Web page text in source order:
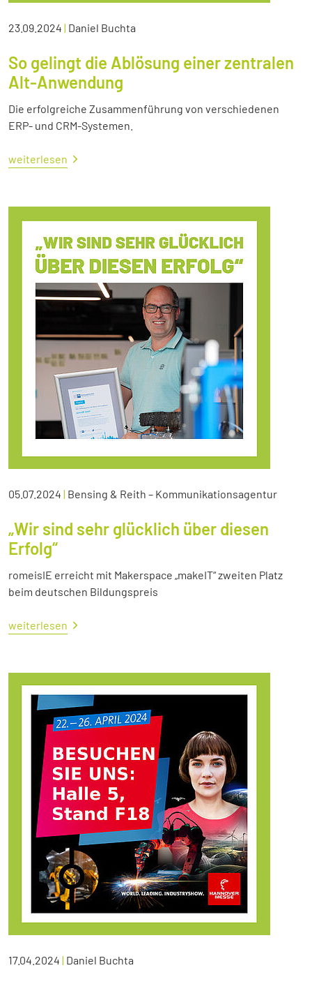
23.09.2024 | Daniel Buchta
So gelingt die Ablösung einer zentralen
Alt-Anwendung
Die erfolgreiche Zusammenführung von verschiedenen
ERP- und CRM-Systemen.
weiterlesen
05.07.2024 | Bensing & Reith – Kommunikationsagentur
„Wir sind sehr glücklich über diesen
Erfolg“
romeisIE erreicht mit Makerspace „makeIT“ zweiten Platz
beim deutschen Bildungspreis
weiterlesen
17.04.2024 | Daniel Buchta